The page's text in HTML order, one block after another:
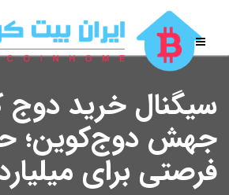
سیگنال خرید
جهش دوج‌کوین؛
فرصتی برای